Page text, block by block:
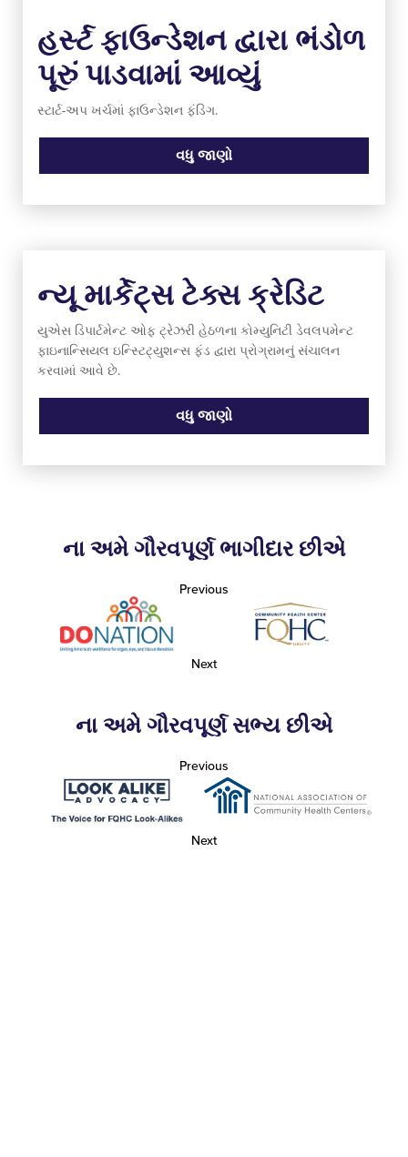
હર્સ્ટ ફાઉન્ડેશન દ્વારા ભંડોળ
પૂરું પાડવામાં આવ્યું
સ્ટાર્ટ-અપ ખર્ચમાં ફાઉન્ડેશન ફંડિંગ.
વધુ જાણો
ન્યૂ માર્કેટ્સ ટેક્સ ક્રેડિટ
યુએસ ડિપાર્ટમેન્ટ ઓફ ટ્રેઝરી હેઠળના કોમ્યુનિટી ડેવલપમેન્ટ
ફાઇનાન્સિયલ ઇન્સ્ટિટ્યુશન્સ ફંડ દ્વારા પ્રોગ્રામનું સંચાલન
કરવામાં આવે છે.
વધુ જાણો
ના અમે ગૌરવપૂર્ણ ભાગીદાર છીએ
Previous
Next
ના અમે ગૌરવપૂર્ણ સભ્ય છીએ
Previous
Next